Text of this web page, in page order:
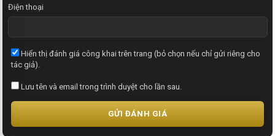
Điện thoại
Hiển thị đánh giá công khai trên trang (bỏ chọn nếu chỉ gửi riêng cho
tác giả).
Lưu tên và email trong trình duyệt cho lần sau.
GỬI ĐÁNH GIÁ